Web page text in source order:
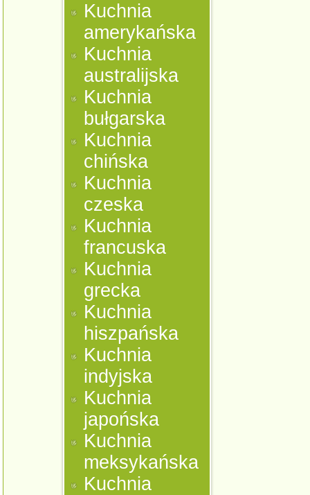
Kuchnia
amerykańska
Kuchnia
australijska
Kuchnia
bułgarska
Kuchnia
chińska
Kuchnia
czeska
Kuchnia
francuska
Kuchnia
grecka
Kuchnia
hiszpańska
Kuchnia
indyjska
Kuchnia
japońska
Kuchnia
meksykańska
Kuchnia